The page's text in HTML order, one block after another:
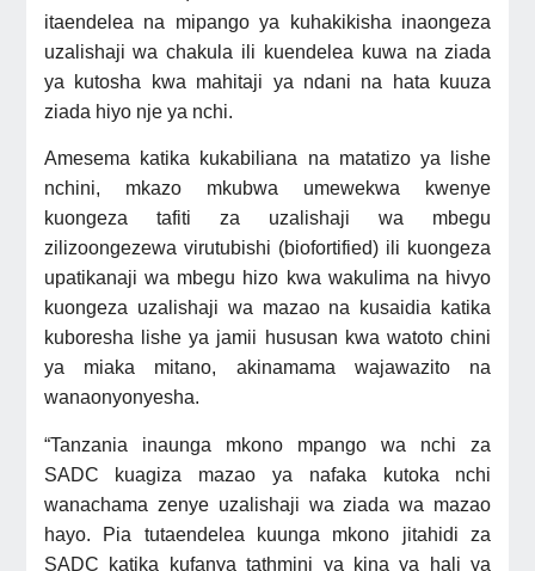
itaendelea na mipango ya kuhakikisha inaongeza
uzalishaji wa chakula ili kuendelea kuwa na ziada
ya kutosha kwa mahitaji ya ndani na hata kuuza
ziada hiyo nje ya nchi.
Amesema katika kukabiliana na matatizo ya lishe
nchini, mkazo mkubwa umewekwa kwenye
kuongeza tafiti za uzalishaji wa mbegu
zilizoongezewa virutubishi (biofortified) ili kuongeza
upatikanaji wa mbegu hizo kwa wakulima na hivyo
kuongeza uzalishaji wa mazao na kusaidia katika
kuboresha lishe ya jamii hususan kwa watoto chini
ya miaka mitano, akinamama wajawazito na
wanaonyonyesha.
“Tanzania inaunga mkono mpango wa nchi za
SADC kuagiza mazao ya nafaka kutoka nchi
wanachama zenye uzalishaji wa ziada wa mazao
hayo. Pia tutaendelea kuunga mkono jitahidi za
SADC katika kufanya tathmini ya kina ya hali ya